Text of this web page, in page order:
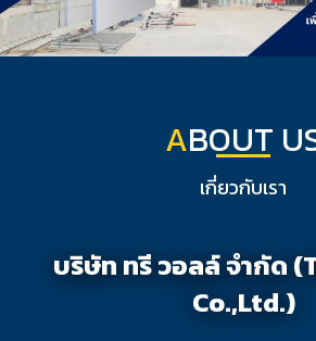
ABOUT
เกี่ยวกับเรา
บริษัท ทรี วอลล์ จำกัด
Co.,Ltd.)